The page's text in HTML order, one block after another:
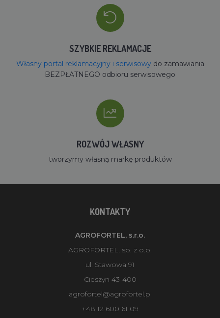
SZYBKIE REKLAMACJE
Własny portal reklamacyjny i serwisowydo zamawiania
BEZPŁATNEGO odbioru serwisowego
ROZWÓJ WŁASNY
tworzymy własną markę produktów
KONTAKTY
AGROFORTEL, s.r.o.
AGROFORTEL, sp. z o.o.
ul. Stawowa 91
Cieszyn 43-400
agrofortel@agrofortel.pl
+48 12 600 61 09